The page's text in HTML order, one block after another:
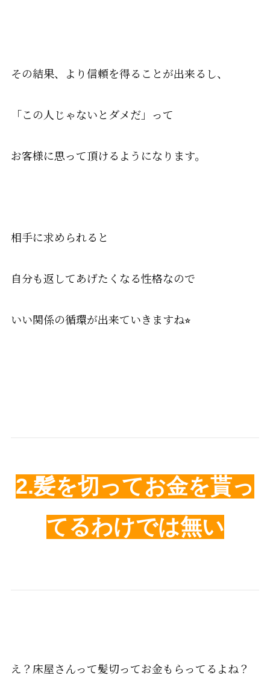
その結果、より信頼を得ることが出来るし、
「この人じゃないとダメだ」って
お客様に思って頂けるようになります。
相手に求められると
自分も返してあげたくなる性格なので
いい関係の循環が出来ていきますね⭐︎
2.髪を切ってお金を貰っ
てるわけでは無い
え？床屋さんって髪切ってお金もらってるよね？